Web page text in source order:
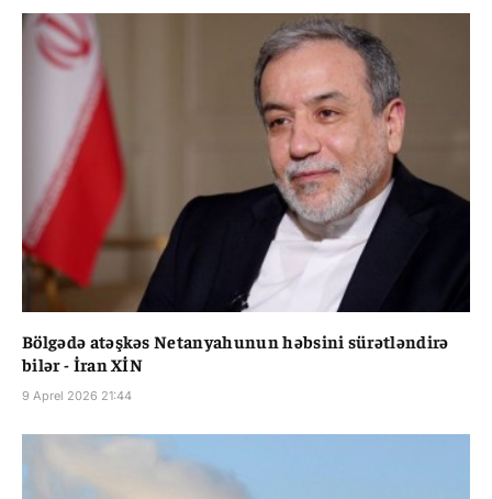
Bölgədə atəşkəs Netanyahunun həbsini sürətləndirə
bilər - İran XİN
9 Aprel 2026 21:44